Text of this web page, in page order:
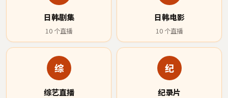
日韩剧集
10 个直播
日韩电影
10 个直播
综
综艺直播
纪
纪录片